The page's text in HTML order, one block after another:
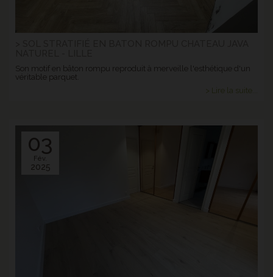
Son motif en bâton rompu reproduit à merveille l'esthétique d'un
véritable parquet.
> Lire la suite...
03
Fév.
2025